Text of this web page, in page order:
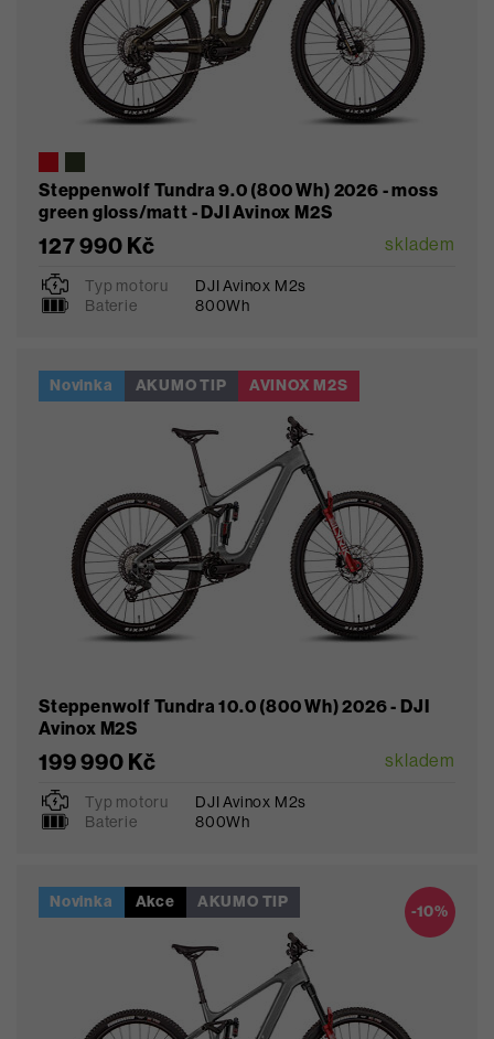
Steppenwolf Tundra 9.0 (800 Wh) 2026 - moss
green gloss/matt - DJI Avinox M2S
127 990 Kč skladem
Typ motoru
DJI Avinox M2s
Baterie
800Wh
S M
Novinka AKUMO TIP AVINOX M2S
Steppenwolf Tundra 10.0 (800 Wh) 2026 - DJI
Avinox M2S
199 990 Kč skladem
Typ motoru
DJI Avinox M2s
Baterie
800Wh
S M
Oblíbené
Novinka Akce AKUMO TIP
-10%